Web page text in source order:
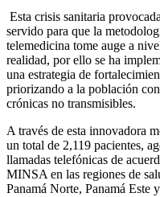
Esta crisis sanitaria
servido para que la
telemedicina tome auge a
realidad, por ello se ha
una estrategia de
priorizando a la población
crónicas no transmisibles.
A través de esta innovadora
un total de 2,119 pacientes,
llamadas telefónicas de
MINSA en las regiones de
Panamá Norte, Panamá Este